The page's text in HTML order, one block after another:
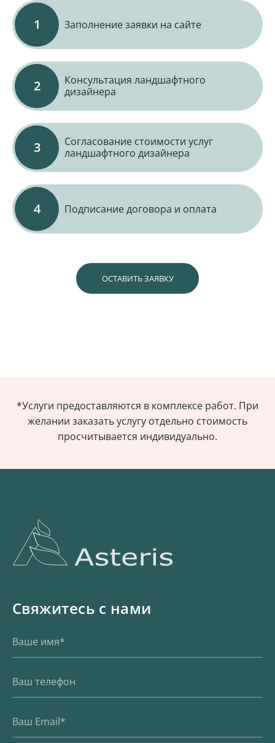
Заполнение заявки на сайте
Консультация ландшафтного
дизайнера
Согласование стоимости услуг
ландшафтного дизайнера
Подписание договора и оплата
ОСТАВИТЬ ЗАЯВКУ
*Услуги предоставляются в комплексе работ. При
желании заказать услугу отдельно стоимость
просчитывается индивидуально.
Свяжитесь с нами